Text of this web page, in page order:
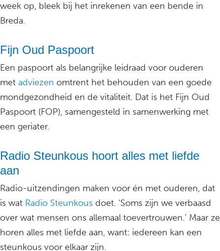
week op, bleek bij het inrekenen van een bende in
Breda.
Fijn Oud Paspoort
Een paspoort als belangrijke leidraad voor ouderen
met adviezen omtrent het behouden van een goede
mondgezondheid en de vitaliteit. Dat is het Fijn Oud
Paspoort (FOP), samengesteld in samenwerking met
een geriater.
Radio Steunkous hoort alles met liefde
aan
Radio-uitzendingen maken voor én met ouderen, dat
is wat Radio Steunkous doet. ‘Soms zijn we verbaasd
over wat mensen ons allemaal toevertrouwen.’ Maar ze
horen alles met liefde aan, want: iedereen kan een
steunkous voor elkaar zijn.